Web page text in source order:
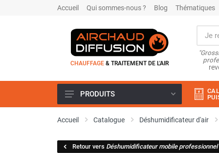
Accueil Qui sommes-nous ? Blog Thématiques
CHAUFFAGE & TRAITEMENT DE L'AIR
Climatiseur
Climatiseur mobile résidentiel et
PRODUITS
Accueil Catalogue Déshumidificateur d'air
Retour vers Déshumidificateur mobile professionnel